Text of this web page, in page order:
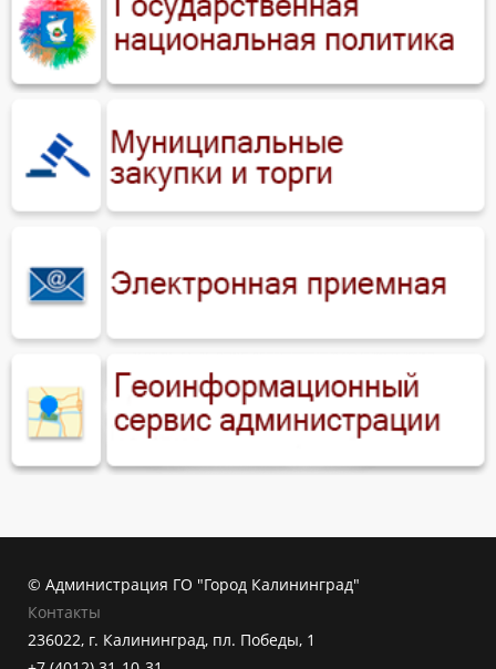
© Администрация ГО "Город Калининград"
Контакты
236022, г. Калининград, пл. Победы, 1